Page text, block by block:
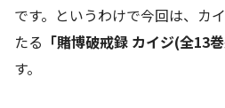
です。というわけで今回は、カ
たる 「賭博破戒録 カイジ(全13
す。